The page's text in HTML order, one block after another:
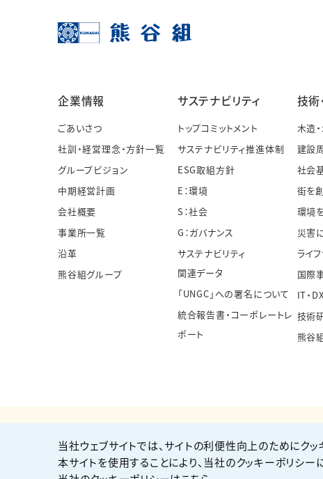
企業情報
ごあいさつ
社訓・経営理念・方針一覧
グループビジョン
中期経営計画
会社概要
事業所一覧
沿革
熊谷組グループ
サステナビリティ
トップコミットメント
サステナビリティ推進体制
ESG取組方針
E：環境
S：社会
G：ガバナンス
サステナビリティ
関連データ
「UNGC」への署名について
統合報告書・コーポレートレ
ポート
技術
木造
建設
社会
街を
環境
災害
ライ
国際
IT・DX
技術
熊谷
個人情報保護方針 サイト利用規約 サイトマップ お
当社ウェブサイトでは、サイトの利便性向上のためにクッ
本サイトを使用することにより、当社のクッキーポリシー